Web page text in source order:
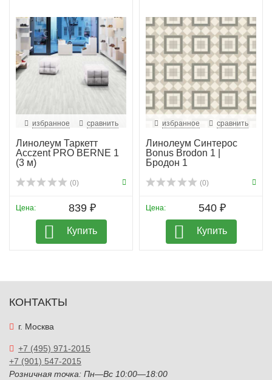
избранное сравнить
Линолеум Таркетт
Acczent PRO BERNE 1
(3 м)
(0)
Цена: 839 ₽
Купить
избранное сравнить
Линолеум Синтерос
Bonus Brodon 1 |
Бродон 1
(0)
Цена: 540 ₽
Купить
КОНТАКТЫ
г. Москва
+7 (495) 971-2015
+7 (901) 547-2015
Розничная точка: Пн—Вс 10:00—18:00